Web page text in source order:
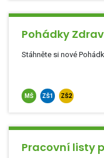
Pohádky
Stáhněte si nové
MŠ ZŠ1 ZŠ2
Pracovní listy